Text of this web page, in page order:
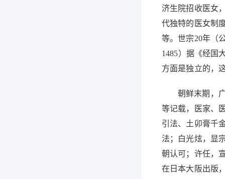
济生院招收医女
代独特的医女制
等。世宗20年（
1485）据《经国
方面是独立的，
朝鲜末期，
等记载，医家、
引法、土卯膏千
法；白光炫，显
朝认可；许任，
在日本大阪出版